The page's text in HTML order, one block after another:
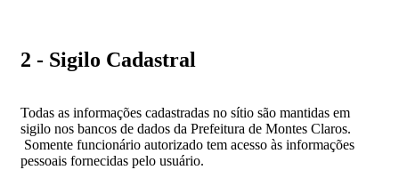
2 - Sigilo Cadastral
Todas as informações cadastradas no sítio são mantidas em
sigilo nos bancos de dados da Prefeitura de Montes Claros.
Somente funcionário autorizado tem acesso às informações
pessoais fornecidas pelo usuário.